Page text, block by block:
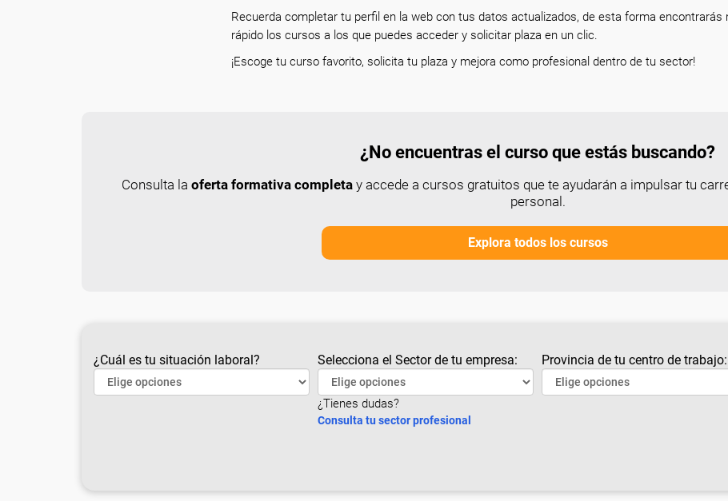
Recuerda completar tu perfil en la web con tus datos actualizados, de esta forma encontrarás
rápido los cursos a los que puedes acceder y solicitar plaza en un clic.
¡Escoge tu curso favorito, solicita tu plaza y mejora como profesional dentro de tu sector!
¿No encuentras el curso que estás buscando?
Consulta la oferta formativa completay accede a cursos gratuitos que te ayudarán a impulsar tu
personal.
Explora todos los cursos
¿Cuál es tu situación laboral? Selecciona el Sector de tu empresa:
¿Tienes dudas?
Consulta tu sector profesional
Provincia de tu centro de trabajo: